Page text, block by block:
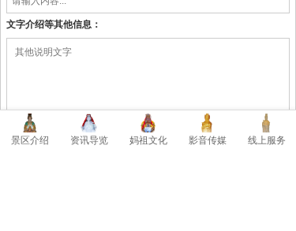
文字介绍等其他信息：
景区介绍 资讯导览 妈祖文化 影音传媒 线上服务